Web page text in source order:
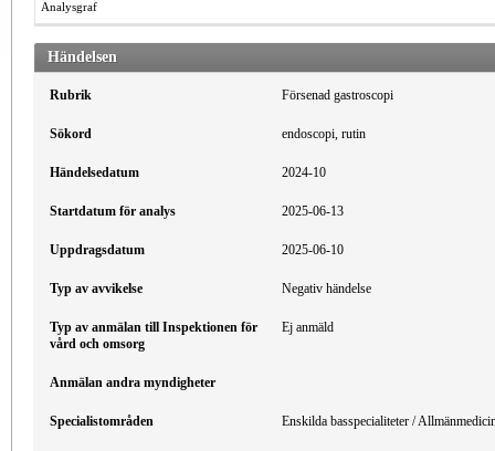
Analysgraf
Händelsen
Rubrik Försenad gastroscopi
Sökord endoscopi, rutin
Händelsedatum 2024-10
Startdatum för analys 2025-06-13
Uppdragsdatum 2025-06-10
Typ av avvikelse Negativ händelse
Typ av anmälan till Inspektionen för
vård och omsorg
Ej anmäld
Anmälan andra myndigheter
Specialistområden Enskilda basspecialiteter /